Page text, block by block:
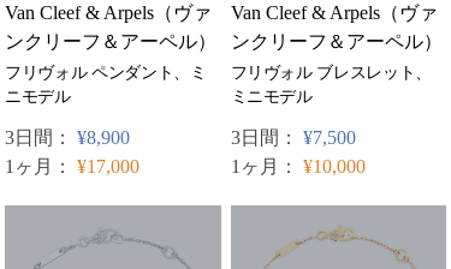
Van Cleef & Arpels（ヴァ
ンクリーフ＆アーペル）
フリヴォル ペンダント、ミ
ニモデル
3日間： ¥8,900
1ヶ月： ¥17,000
Van Cleef & Arpels（ヴァ
ンクリーフ＆アーペル）
フリヴォル ブレスレット、
ミニモデル
3日間： ¥7,500
1ヶ月： ¥10,000